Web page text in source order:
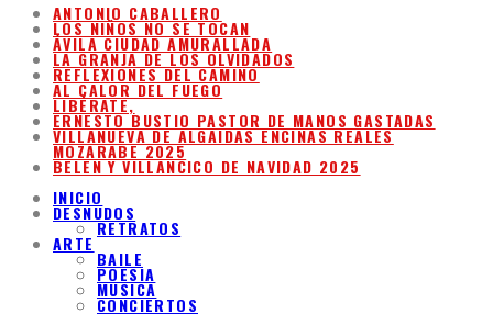
ANTONIO CABALLERO
LOS NIÑOS NO SE TOCAN
ÁVILA CIUDAD AMURALLADA
LA GRANJA DE LOS OLVIDADOS
REFLEXIONES DEL CAMINO
AL CALOR DEL FUEGO
LIBÉRATE,
ERNESTO BUSTIO PASTOR DE MANOS GASTADAS
VILLANUEVA DE ALGAIDAS ENCINAS REALES
MOZARABE 2025
BELEN Y VILLANCICO DE NAVIDAD 2025
INICIO
DESNUDOS
RETRATOS
ARTE
BAILE
POESIA
MUSICA
CONCIERTOS